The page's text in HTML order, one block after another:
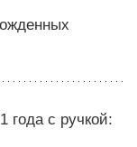
года с ручкой: